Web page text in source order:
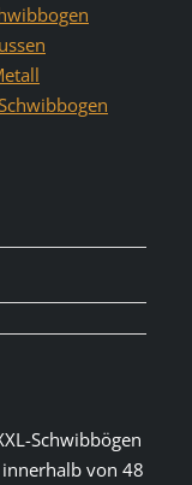
Schwibbögen
von 48